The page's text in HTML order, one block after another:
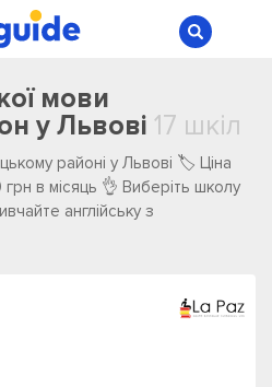
мови
у Львові 17 шкіл
районі у Львові 🏷️ Ціна
в місяць 👌 Виберіть школу
англійську з